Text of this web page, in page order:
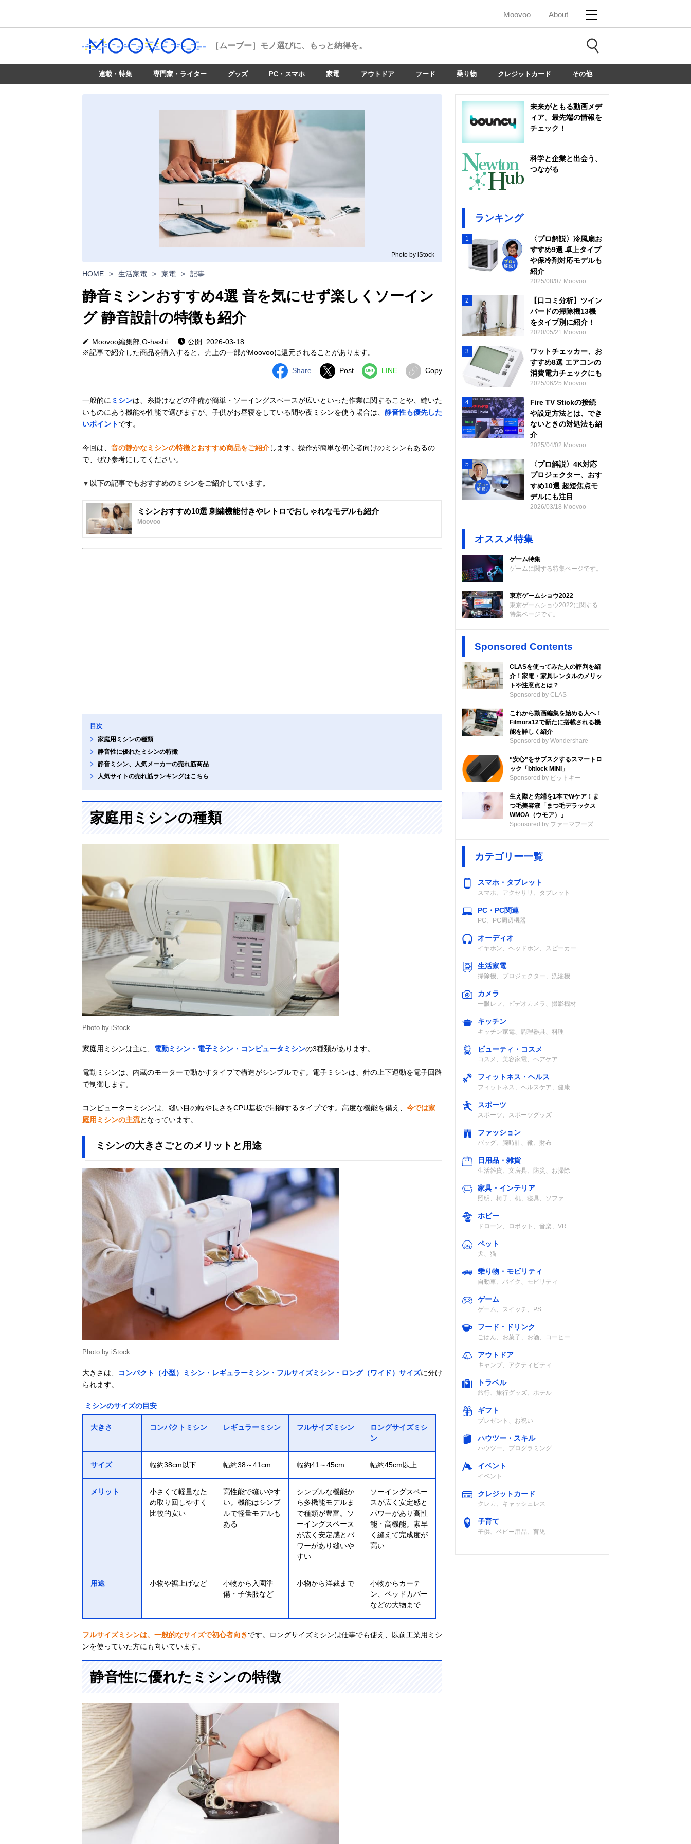
Moovoo About
［ムーブー］ モノ選びに、もっと納得を。
連載・特集 専門家・ライター グッズ PC・スマホ 家電 アウトドア フード 乗り物 クレジットカード その他
Photo by iStock
HOME > 生活家電 > 家電 > 記事
静音ミシンおすすめ4選 音を気にせず楽しくソーイン
グ 静音設計の特徴も紹介
Moovoo編集部,O-hashi
公開: 2026-03-18
※記事で紹介した商品を購入すると、売上の一部がMoovooに還元されることがあります。
Share Post LINE Copy
一般的に ミシンは、糸掛けなどの準備が簡単・ソーイングスペースが広いといった作業に関することや、縫いた
いものにあう機能や性能で選びますが、子供がお昼寝をしている間や夜ミシンを使う場合は、 静音性も優先した
いポイントです。
今回は、 音の静かなミシンの特徴とおすすめ商品をご紹介します。操作が簡単な初心者向けのミシンもあるの
で、ぜひ参考にしてください。
▼以下の記事でもおすすめのミシンをご紹介しています。
ミシンおすすめ10選 刺繍機能付きやレトロでおしゃれなモデルも紹介
Moovoo
目次
家庭用ミシンの種類
静音性に優れたミシンの特徴
静音ミシン、人気メーカーの売れ筋商品
人気サイトの売れ筋ランキングはこちら
家庭用ミシンの種類
Photo by iStock
家庭用ミシンは主に、 電動ミシン・電子ミシン・コンピュータミシンの3種類があります。
電動ミシンは、内蔵のモーターで動かすタイプで構造がシンプルです。電子ミシンは、針の上下運動を電子回路
で制御します。
コンピューターミシンは、縫い目の幅や長さをCPU基板で制御するタイプです。高度な機能を備え、 今では家
庭用ミシンの主流となっています。
ミシンの大きさごとのメリットと用途
Photo by iStock
大きさは、 コンパクト（小型）ミシン・レギュラーミシン・フルサイズミシン・ロング（ワイド）サイズに分け
られます。
ミシンのサイズの目安
大きさ コンパクトミシン レギュラーミシン フルサイズミシン
ロングサイズミシ
ン
サイズ 幅約38cm以下 幅約38～41cm 幅約41～45cm 幅約45cm以上
メリット
小さくて軽量なた
め取り回しやすく
比較的安い
高性能で縫いやす
い。機能はシンプ
ルで軽量モデルも
ある
シンプルな機能か
ら多機能モデルま
で種類が豊富。ソ
ーイングスペース
が広く安定感とパ
ワーがあり縫いや
すい
ソーイングスペー
スが広く安定感と
パワーがあり高性
能・高機能。素早
く縫えて完成度が
高い
用途 小物や裾上げなど
小物から入園準
備・子供服など
小物から洋裁まで
小物からカーテ
ン、ベッドカバー
などの大物まで
フルサイズミシンは、一般的なサイズで初心者向きです。ロングサイズミシンは仕事でも使え、以前工業用ミシ
ンを使っていた方にも向いています。
静音性に優れたミシンの特徴
未来がともる動画メデ
ィア。最先端の情報を
チェック！
科学と企業と出会う、
つながる
ランキング
1
〈プロ解説〉冷風扇お
すすめ9選 卓上タイプ
や保冷剤対応モデルも
紹介
2025/08/07 Moovoo
2
【口コミ分析】ツイン
バードの掃除機13機
をタイプ別に紹介！
2020/05/21 Moovoo
3
ワットチェッカー、お
すすめ8選 エアコンの
消費電力チェックにも
2025/06/25 Moovoo
4
Fire TV Stickの接続
や設定方法とは、でき
ないときの対処法も紹
介
2025/04/02 Moovoo
5
〈プロ解説〉4K対応
プロジェクター、おす
すめ10選 超短焦点モ
デルにも注目
2026/03/18 Moovoo
オススメ特集
ゲーム特集
ゲームに関する特集ページです。
東京ゲームショウ2022
東京ゲームショウ2022に関する
特集ページです。
Sponsored Contents
CLASを使ってみた人の評判を紹
介！家電・家具レンタルのメリッ
トや注意点とは？
Sponsored by CLAS
これから動画編集を始める人へ！
Filmora12で新たに搭載される機
能を詳しく紹介
Sponsored by Wondershare
“安心”をサブスクするスマートロ
ック「bitlock MINI」
Sponsored by ビットキー
生え際と先端を1本でWケア！ま
つ毛美容液「まつ毛デラックス
WMOA（ウモア）」
Sponsored by ファーマフーズ
カテゴリー一覧
スマホ・タブレット
スマホ、アクセサリ、タブレット
PC・PC関連
PC、PC周辺機器
オーディオ
イヤホン、ヘッドホン、スピーカー
生活家電
掃除機、プロジェクター、洗濯機
カメラ
一眼レフ、ビデオカメラ、撮影機材
キッチン
キッチン家電、調理器具、料理
ビューティ・コスメ
コスメ、美容家電、ヘアケア
フィットネス・ヘルス
フィットネス、ヘルスケア、健康
スポーツ
スポーツ、スポーツグッズ
ファッション
バッグ、腕時計、靴、財布
日用品・雑貨
生活雑貨、文房具、防災、お掃除
家具・インテリア
照明、椅子、机、寝具、ソファ
ホビー
ドローン、ロボット、音楽、VR
ペット
犬、猫
乗り物・モビリティ
自動車、バイク、モビリティ
ゲーム
ゲーム、スイッチ、PS
フード・ドリンク
ごはん、お菓子、お酒、コーヒー
アウトドア
キャンプ、アクティビティ
トラベル
旅行、旅行グッズ、ホテル
ギフト
プレゼント、お祝い
ハウツー・スキル
ハウツー、プログラミング
イベント
イベント
クレジットカード
クレカ、キャッシュレス
子育て
子供、ベビー用品、育児